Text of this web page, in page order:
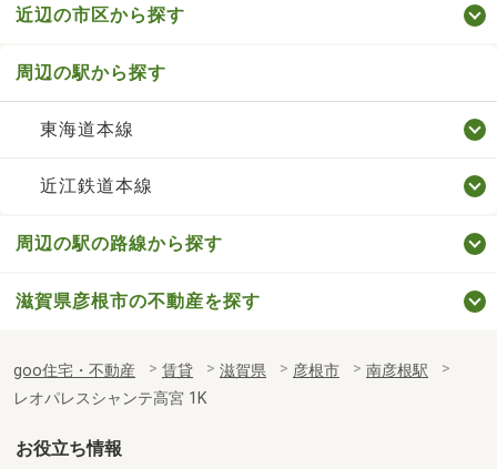
近辺の市区から探す
周辺の駅から探す
東海道本線
近江鉄道本線
周辺の駅の路線から探す
滋賀県彦根市の不動産を探す
goo住宅・不動産 賃貸 滋賀県 彦根市
南彦根駅
レオパレスシャンテ高宮 1K
お役立ち情報